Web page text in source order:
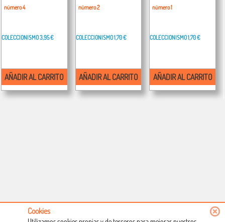
número 4
COLECCIONISMO3,95 €
AÑADIR AL CARRITO
número 2
COLECCIONISMO1,70 €
AÑADIR AL CARRITO
número 1
COLECCIONISMO1,70 €
AÑADIR AL CARRITO
Cookies